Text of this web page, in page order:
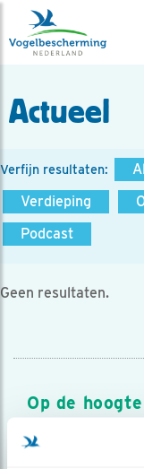
Actueel
Verfijn resultaten:
Verdieping
Podcast
Geen resultaten.
Op de
Meld je aan en
over vogels en